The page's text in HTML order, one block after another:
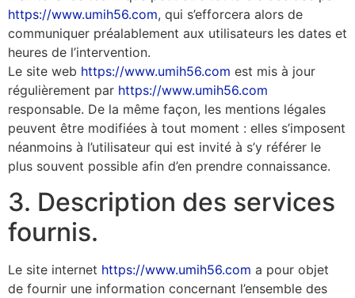
https://www.umih56.com, qui s’efforcera alors de
communiquer préalablement aux utilisateurs les dates et
heures de l’intervention.
Le site web https://www.umih56.com est mis à jour
régulièrement par https://www.umih56.com
responsable. De la même façon, les mentions légales
peuvent être modifiées à tout moment : elles s’imposent
néanmoins à l’utilisateur qui est invité à s’y référer le
plus souvent possible afin d’en prendre connaissance.
3. Description des services
fournis.
Le site internet https://www.umih56.com a pour objet
de fournir une information concernant l’ensemble des